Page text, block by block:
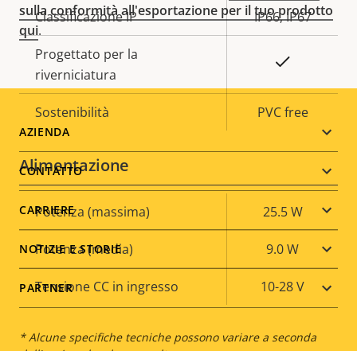
Classificazione IP IP66, IP67
Progettato per la
riverniciatura
Sostenibilità PVC free
Alimentazione
Descrizione
della
proprietà
Valore
della
Potenza (massima) 25.5 W
Potenza (media) 9.0 W
Tensione CC in ingresso 10-28 V
* Alcune specifiche tecniche possono variare a seconda
sulla conformità all'esportazione per il tuo prodotto
qui.
Footer
menu
AZIENDA
CONTATTO
CARRIERE
NOTIZIE E STORIE
PARTNER